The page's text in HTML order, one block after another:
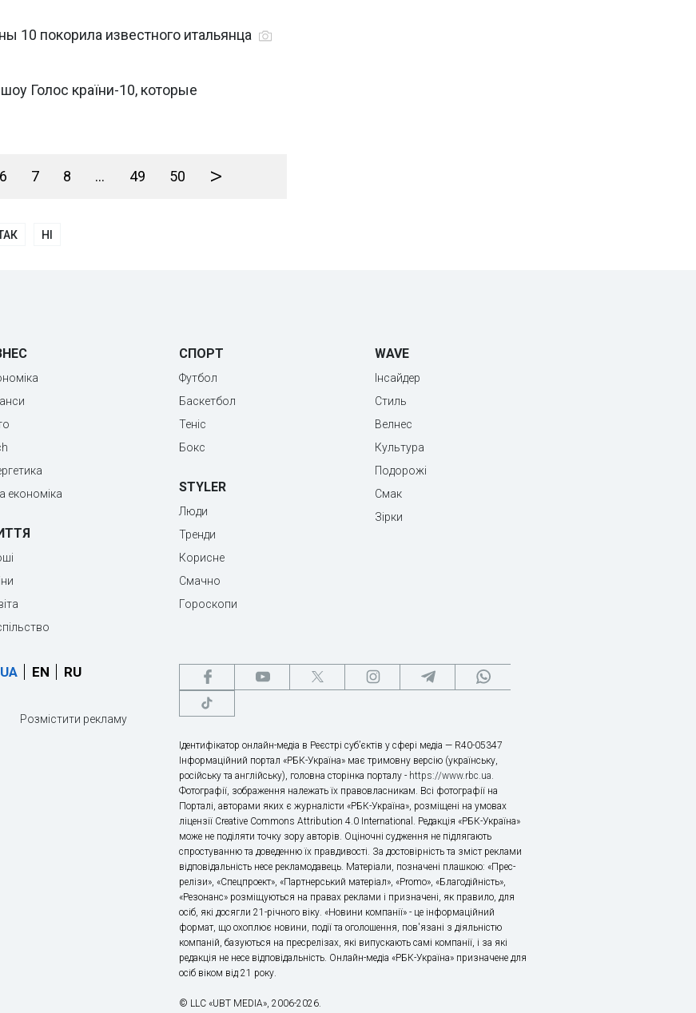
10 покорила известного итальянца
Голос країни-10, которые
6 7 8 ... 49 50 >
НІ
економіка
СПОРТ
Футбол
Баскетбол
Теніс
Бокс
STYLER
Люди
Тренди
Корисне
Смачно
Гороскопи
WAVE
Інсайдер
Стиль
Велнес
Культура
Подорожі
Смак
Зірки
UA EN RU
Розмістити рекламу
Ідентифікатор онлайн-медіа в Реєстрі суб’єктів у сфері медіа — R40-05347
Інформаційний портал «РБК-Україна» має тримовну версію (українську,
російську та англійську), головна сторінка порталу - https://www.rbc.ua.
Фотографії, зображення належать їх правовласникам. Всі фотографії на
Порталі, авторами яких є журналісти «РБК-Україна», розміщені на умовах
ліцензії Creative Commons Attribution 4.0 International. Редакція «РБК-Україна»
може не поділяти точку зору авторів. Оціночні судження не підлягають
спростуванню та доведенню їх правдивості. За достовірність та зміст реклами
відповідальність несе рекламодавець. Матеріали, позначені плашкою: «Прес-
релізи», «Спецпроект», «Партнерський матеріал», «Promo», «Благодійність»,
«Резонанс» розміщуються на правах реклами і призначені, як правило, для
осіб, які досягли 21-річного віку. «Новини компанії» - це інформаційний
формат, що охоплює новини, події та оголошення, пов'язані з діяльністю
компаній, базуються на пресрелізах, які випускають самі компанії, і за які
редакція не несе відповідальність. Онлайн-медіа «РБК-Україна» призначене для
осіб віком від 21 року.
© LLC «UBT MEDIA», 2006-2026.